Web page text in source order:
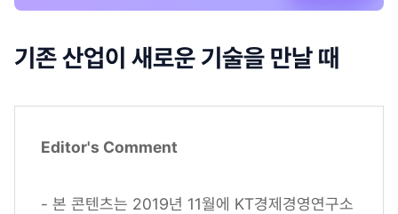
기존 산업이 새로운 기술을 만날 때
Editor's Comment
- 본 콘텐츠는 2019년 11월에 KT경제경영연구소